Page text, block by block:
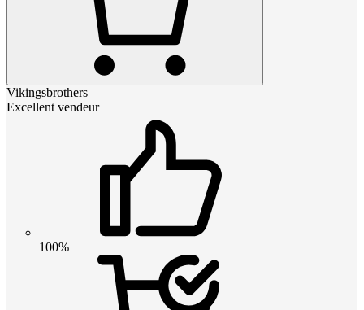
Vikingsbrothers
Excellent vendeur
100%